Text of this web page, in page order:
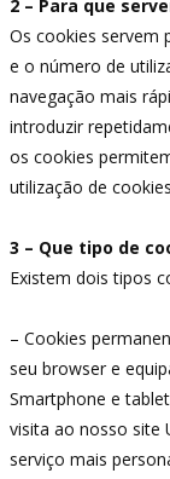
2 – Para que
Os cookies servem
e o número de
navegação mais
introduzir
os cookies
utilização de
3 – Que tipo de
Existem dois tipos
– Cookies
seu browser e
Smartphone e
visita ao nosso site
serviço mais